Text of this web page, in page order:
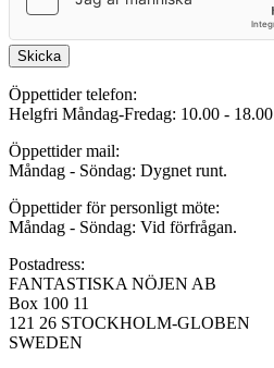
Skicka
Öppettider telefon:
Helgfri Måndag-Fredag: 10.00 - 18.00
Öppettider mail:
Måndag - Söndag: Dygnet runt.
Öppettider för personligt möte:
Måndag - Söndag: Vid förfrågan.
Postadress:
FANTASTISKA NÖJEN AB
Box 100 11
121 26 STOCKHOLM-GLOBEN
SWEDEN